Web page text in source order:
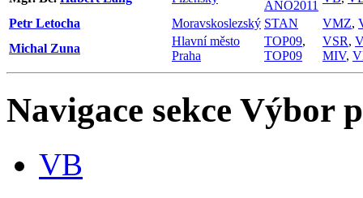
ANO2011
Petr Letocha
Moravskoslezský STAN VMZ,
Michal Zuna
Hlavní město
Praha
TOP09,
TOP09
VSR,
MIV,
Navigace sekce Výbor
VB